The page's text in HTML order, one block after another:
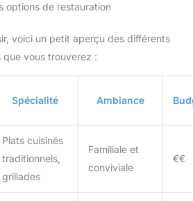
options de restauration
voici un petit aperçu des différents
que vous trouverez :
Spécialité Ambiance
Plats cuisinés
traditionnels,
grillades
Familiale et
conviviale
€€